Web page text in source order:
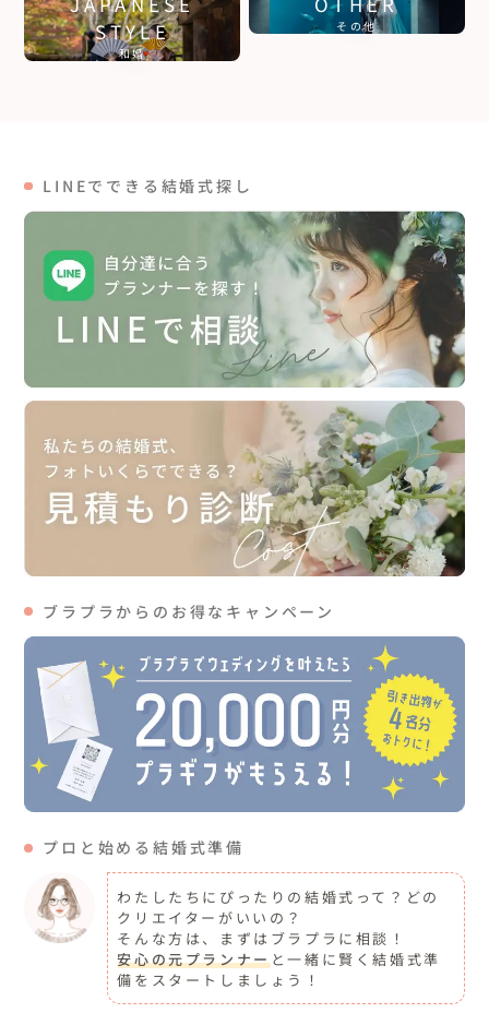
STYLE
和婚
その他
LINEでできる結婚式探し
ブラプラからのお得なキャンペーン
プロと始める結婚式準備
わたしたちにぴったりの結婚式って？どの
クリエイターがいいの？
そんな方は、まずはブラプラに相談！
安心の元プランナーと一緒に賢く結婚式準
備をスタートしましょう！